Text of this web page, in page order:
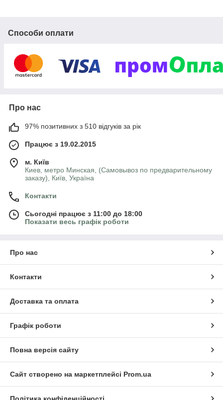
Способи оплати
Про нас
97% позитивних з 510 відгуків за рік
Працює з 19.02.2015
м. Київ
Киев, метро Минская, (Самовывоз по предварительному
заказу), Київ, Україна
Контакти
Сьогодні працює з 11:00 до 18:00
Показати весь графік роботи
Про нас
Контакти
Доставка та оплата
Графік роботи
Повна версія сайту
Сайт створено на маркетплейсі Prom.ua